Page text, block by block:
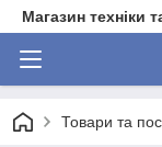
Магазин техніки
Товари та